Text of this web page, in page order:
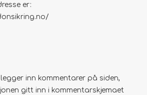
er:
inn kommentarer på siden,
gitt inn i kommentarskjemaet